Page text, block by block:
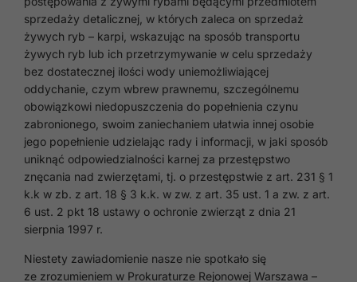
sprzedaży detalicznej, w których zaleca on sprzedaż
żywych ryb – karpi, wskazując na sposób transportu
żywych ryb lub ich przetrzymywanie w celu sprzedaży
bez dostatecznej ilości wody uniemożliwiającej
oddychanie, czym wbrew prawnemu, szczególnemu
obowiązkowi niedopuszczenia do popełnienia czynu
zabronionego, swoim zaniechaniem ułatwia innej osobie
jego popełnienie udzielając rady i informacji, w jaki sposób
uniknąć odpowiedzialności karnej za przestępstwo
znęcania nad zwierzętami, tj. o przestępstwie z art. 231 § 1
k.k w zb. z art. 18 § 3 k.k. w zw. z art. 35 ust. 1 a zw. z art.
6 ust. 2 pkt 18 ustawy o ochronie zwierząt z dnia 21
sierpnia 1997 r.
Niestety zawiadomienie nasze nie spotkało się
ze zrozumieniem w Prokuraturze Rejonowej Warszawa –